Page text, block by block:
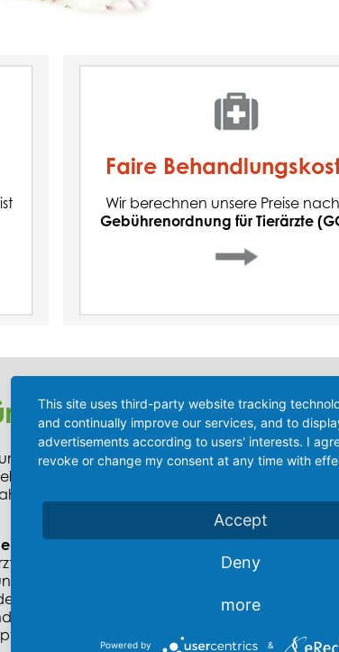
Faire
Wir berechnen unsere Preise
Gebührenordnung für Tierärzte
Faire
Gebührenordnung für Tierärzte
und
sind dabei immer bemüht, ein
ausgewogenes und für beide Seiten
Preis-Leistungsverhältnis
unsere Patienten.
das Recht auf eine individuelle Behandlung.
ausführlich zu beraten, damit Ihrem
bitten wir Sie als Besitzer, uns alle Fragen zu
damit wir immer auf dem neuesten Stand
Fortbildung (ATF), sowie der Deutschen
der Deutschen Gesellschaft für
Jahr deutlich mehr Fortbildungsstunden, als für
Wenn der Fall es allerdings erfordert, ziehen wir
zu versorgen.
This site uses third-party website tracking
and continually improve our services, and to
advertisements according to users' interests. I
revoke or change my consent at any time with
Accept
Deny
more
Powered by &